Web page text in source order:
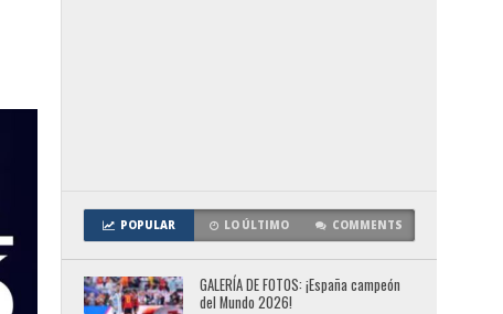
POPULAR LO ÚLTIMO COMMENTS
GALERÍA DE FOTOS: ¡España campeón
del Mundo 2026!